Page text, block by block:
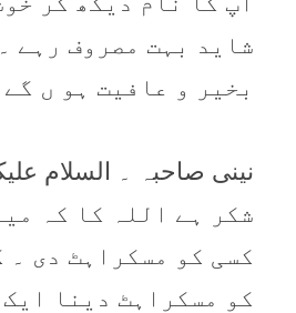
شاید بہت مصروف رہے
بخیر و عافیت ہو ں گے
نینی صاحبہ ۔ السلام
شکر ہے اللہ کا کہ
کسی کو مسکراہٹ دی ۔
کو مسکراہٹ دینا ایک